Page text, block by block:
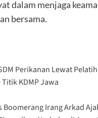
dalam menjaga
bersama.
Perikanan Lewat
KDMP Jawa
Boomerang Irang Arkad